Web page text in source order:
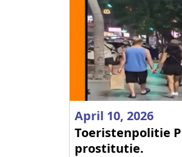
April 10, 2026
Toeristenpolitie
prostitutie.